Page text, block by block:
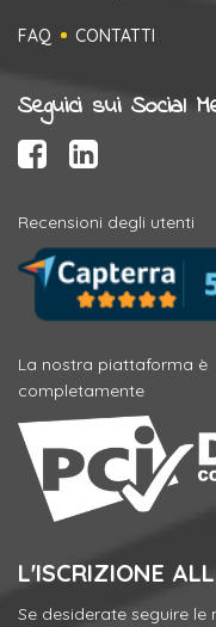
FAQ CONTATTI
Seguici sui Social
Recensioni degli utenti
La nostra piattaforma è
completamente
L'ISCRIZIONE
Se desiderate seguire le